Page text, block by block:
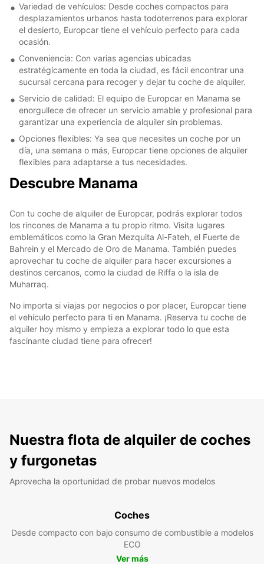
Variedad de vehículos: Desde coches compactos para
desplazamientos urbanos hasta todoterrenos para explorar
el desierto, Europcar tiene el vehículo perfecto para cada
ocasión.
Conveniencia: Con varias agencias ubicadas
estratégicamente en toda la ciudad, es fácil encontrar una
sucursal cercana para recoger y dejar tu coche de alquiler.
Servicio de calidad: El equipo de Europcar en Manama se
enorgullece de ofrecer un servicio amable y profesional para
garantizar una experiencia de alquiler sin problemas.
Opciones flexibles: Ya sea que necesites un coche por un
día, una semana o más, Europcar tiene opciones de alquiler
flexibles para adaptarse a tus necesidades.
Descubre Manama
Con tu coche de alquiler de Europcar, podrás explorar todos
los rincones de Manama a tu propio ritmo. Visita lugares
emblemáticos como la Gran Mezquita Al-Fateh, el Fuerte de
Bahrein y el Mercado de Oro de Manama. También puedes
aprovechar tu coche de alquiler para hacer excursiones a
destinos cercanos, como la ciudad de Riffa o la isla de
Muharraq.
No importa si viajas por negocios o por placer, Europcar tiene
el vehículo perfecto para ti en Manama. ¡Reserva tu coche de
alquiler hoy mismo y empieza a explorar todo lo que esta
fascinante ciudad tiene para ofrecer!
Nuestra flota de alquiler de coches
y furgonetas
Aprovecha la oportunidad de probar nuevos modelos
Coches
Desde compacto con bajo consumo de combustible a modelos
ECO
Ver más